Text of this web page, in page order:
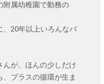
附属幼稚園で勤務の
、20年以上いろんなバ
んが、ほんの少しだけ
プラスの循環が生ま